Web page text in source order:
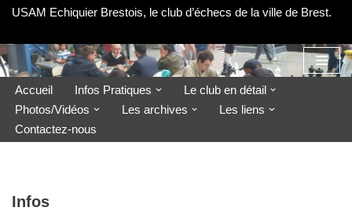
Aller
contenu
USAM Echiquier Brestois, le club d’échecs de la ville de Brest.
Accueil Infos Pratiques
Le club en détail
Photos/Vidéos
Les archives
Les liens
Contactez-nous
Infos